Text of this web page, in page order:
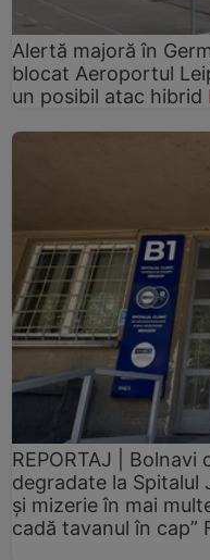
Alertă majoră în
blocat Aeroportul
un posibil atac hibrid
REPORTAJ |
degradate la Spitalul
și mizerie în mai
cadă tavanul în cap”